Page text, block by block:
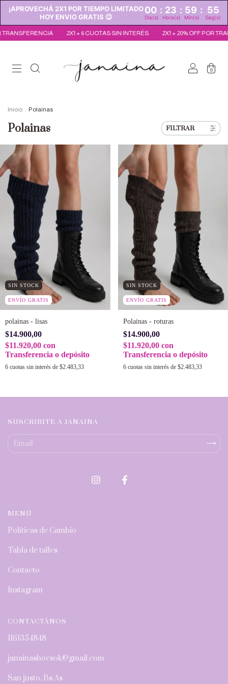
¡APROVECHÁ 2X1 POR TIEMPO LIMITADO
HOY ENVIO GRATIS 😉
00 : 23 : 59 : 55
Dia(s) Hora(s) Min(s) Seg(s)
2X1 + 6 CUOTAS SIN INTERÉS 2X1 + 20% OFF POR
0
Inicio . Polainas
Polainas FILTRAR
SIN STOCK
ENVÍO GRATIS
polainas - lisas
$14.900,00
$11.920,00 con
Transferencia o depósito
6 cuotas sin interés de $2.483,33
SIN STOCK
ENVÍO GRATIS
Polainas - roturas
$14.900,00
$11.920,00 con
Transferencia o depósito
6 cuotas sin interés de $2.483,33
SUSCRIBITE A JANAINA
MENÚ
Políticas de Cambio
Tabla de talles
Contacto
Instagram
CONTACTÁNOS
1161354848
janainashoesok@gmail.com
San justo, Bs.As